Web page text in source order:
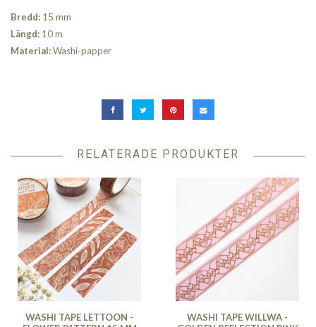
Bredd: 15 mm
Längd: 10 m
Material:Washi-papper
RELATERADE PRODUKTER
WASHI TAPE LETTOON -
WASHI TAPE WILLWA -